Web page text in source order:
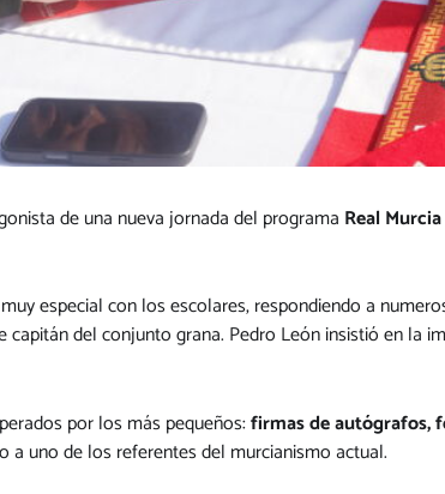
de una nueva jornada del programa Real
especial con los escolares, respondiendo a
del conjunto grana. Pedro León insistió en la
por los más pequeños:firmas de autógrafos,
uno de los referentes del murcianismo actual.